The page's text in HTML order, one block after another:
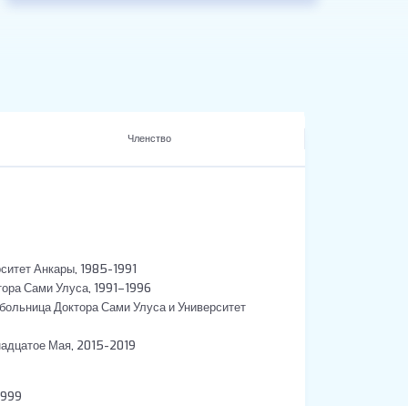
Членство
Анкары, 1985-1991
Сами Улуса, 1991–1996
Доктора Сами Улуса и Университет
Мая, 2015-2019